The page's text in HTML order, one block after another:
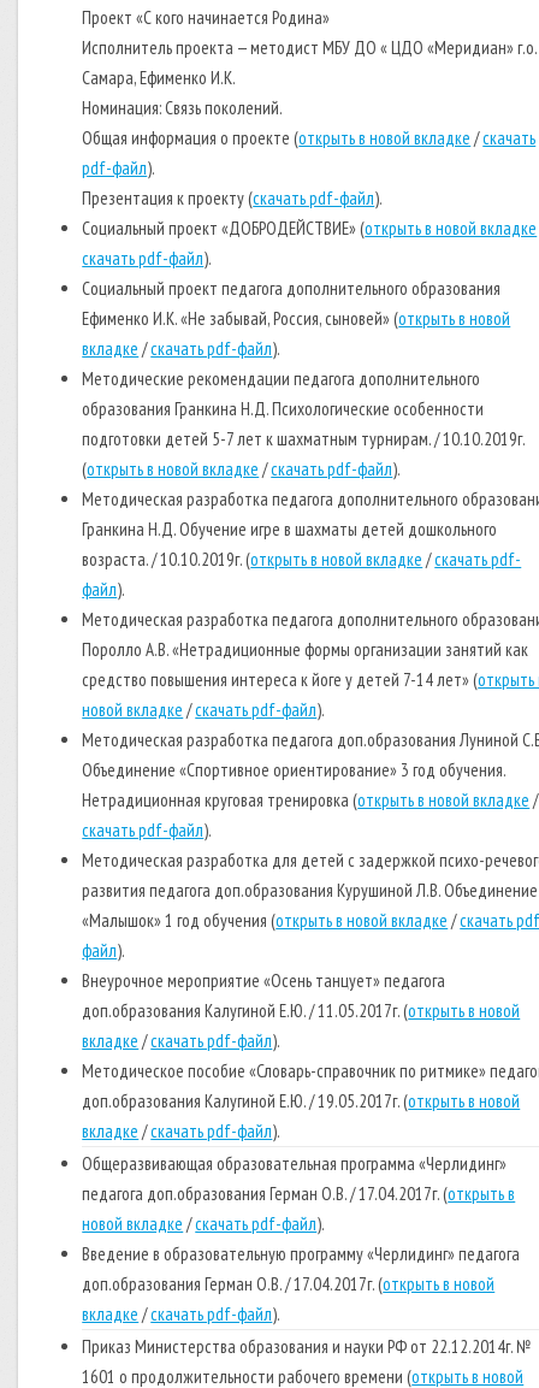
Проект «С кого начинается Родина»
Исполнитель проекта — методист МБУ ДО « ЦДО «Меридиан» г.о.
Самара, Ефименко И.К.
Номинация: Связь поколений.
Общая информация о проекте (открыть в новой вкладке /скачать
pdf-файл).
Презентация к проекту (скачать pdf-файл).
Социальный проект «ДОБРОДЕЙСТВИЕ» (открыть в новой вкладке
скачать pdf-файл).
Социальный проект педагога дополнительного образования
Ефименко И.К. «Не забывай, Россия, сыновей» (открыть в новой
вкладке /скачать pdf-файл).
Методические рекомендации педагога дополнительного
образования Гранкина Н.Д. Психологические особенности
подготовки детей 5-7 лет к шахматным турнирам. / 10.10.2019г.
(открыть в новой вкладке /скачать pdf-файл).
Методическая разработка педагога дополнительного
Гранкина Н.Д. Обучение игре в шахматы детей дошкольного
возраста. / 10.10.2019г. (открыть в новой вкладке /скачать pdf-
файл).
Методическая разработка педагога дополнительного
Поролло А.В. «Нетрадиционные формы организации занятий как
средство повышения интереса к йоге у детей 7-14 лет» (открыть
новой вкладке /скачать pdf-файл).
Методическая разработка педагога доп.образования Луниной
Объединение «Спортивное ориентирование» 3 год обучения.
Нетрадиционная круговая тренировка (открыть в новой вкладке /
скачать pdf-файл).
Методическая разработка для детей с задержкой психо-
развития педагога доп.образования Курушиной Л.В. Объединение
«Малышок» 1 год обучения (открыть в новой вкладке /скачать
файл).
Внеурочное мероприятие «Осень танцует» педагога
доп.образования Калугиной Е.Ю. / 11.05.2017г. (открыть в новой
вкладке /скачать pdf-файл).
Методическое пособие «Словарь-справочник по ритмике»
доп.образования Калугиной Е.Ю. / 19.05.2017г. (открыть в новой
вкладке /скачать pdf-файл).
Общеразвивающая образовательная программа «Черлидинг»
педагога доп.образования Герман О.В. / 17.04.2017г. (открыть в
новой вкладке /скачать pdf-файл).
Введение в образовательную программу «Черлидинг» педагога
доп.образования Герман О.В. / 17.04.2017г. (открыть в новой
вкладке /скачать pdf-файл).
Приказ Министерства образования и науки РФ от 22.12.2014г. №
1601 о продолжительности рабочего времени (открыть в новой